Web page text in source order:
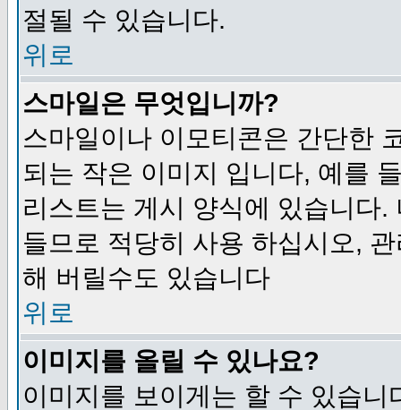
절될 수 있습니다.
위로
스마일은 무엇입니까?
스마일이나 이모티콘은 간단한
되는 작은 이미지 입니다, 예를
리스트는 게시 양식에 있습니다
들므로 적당히 사용 하십시오,
해 버릴수도 있습니다
위로
이미지를 올릴 수 있나요?
이미지를 보이게는 할 수 있습